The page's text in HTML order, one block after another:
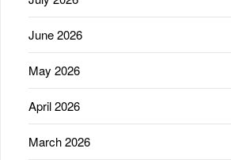
June 2026
May 2026
April 2026
March 2026